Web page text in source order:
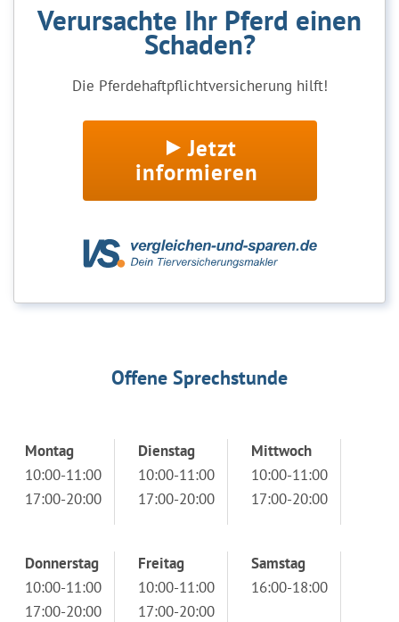
Verursachte Ihr Pferd einen
Schaden?
Die Pferdehaftpflichtversicherung hilft!
Jetzt
informieren
Offene Sprechstunde
Montag
10:00-11:00
17:00-20:00
Dienstag
10:00-11:00
17:00-20:00
Mittwoch
10:00-11:00
17:00-20:00
Donnerstag
10:00-11:00
17:00-20:00
Freitag
10:00-11:00
17:00-20:00
Samstag
16:00-18:00